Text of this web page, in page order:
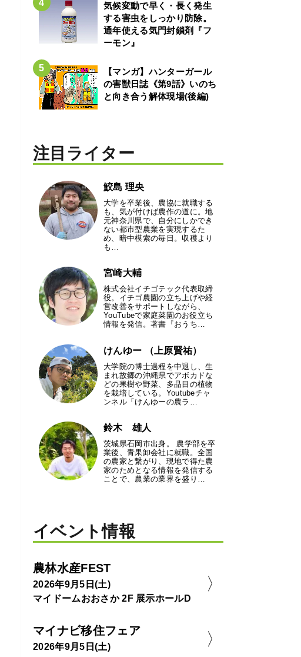
気候変動で早く・長く発生
する害虫をしっかり防除。
通年使える気門封鎖剤『フ
ーモン』
【マンガ】ハンターガール
の害獣日誌《第9話》いのち
と向き合う解体現場(後編)
注目ライター
鮫島 理央
大学を卒業後、農協に就職する
も、気が付けば農作の道に。地
元神奈川県で、自分にしかでき
ない都市型農業を実現するた
め、暗中模索の毎日。収穫より
も…
宮崎大輔
株式会社イチゴテック代表取締
役。イチゴ農園の立ち上げや経
営改善をサポートしながら、
YouTubeで家庭菜園のお役立ち
情報を発信。著書『おうち…
けんゆー （上原賢祐）
大学院の博士過程を中退し、生
まれ故郷の沖縄県でアボカドな
どの果樹や野菜、多品目の植物
を栽培している。Youtubeチャ
ンネル「けんゆーの農ラ…
鈴木 雄人
茨城県石岡市出身。 農学部を卒
業後、青果卸会社に就職。全国
の農家と繋がり、現地で得た農
家のためとなる情報を発信する
ことで、農業の業界を盛り…
イベント情報
農林水産FEST
2026年9月5日(土)
マイドームおおさか 2F 展示ホールD
マイナビ移住フェア
2026年9月5日(土)